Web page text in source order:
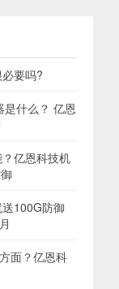
要吗?
什么？ 亿恩
亿恩科技机
100G防御
面？亿恩科